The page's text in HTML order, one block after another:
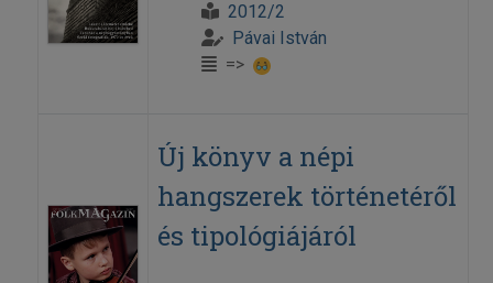
2012/2
Pávai István
=>
Új könyv a népi
hangszerek történetéről
és tipológiájáról